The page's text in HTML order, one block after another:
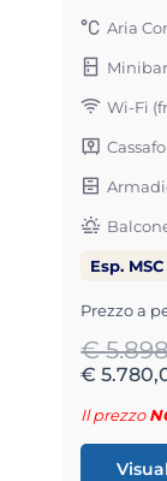
Aria
Minibar
Wi-Fi
Esp.
Prezzo a
€
€
Il prezzo